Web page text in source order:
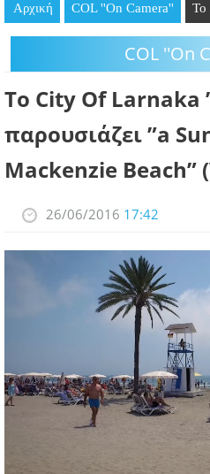
ΘΕΣΕΙΣ ΕΡΓΑΣΙΑΣ
ΠΡΟΣΩΠΑ
ΛΑΡΝΑΚΑ 2030
Αρχική COL ''On Camera'' To
COL ''On
To City Of Larnaka
παρουσιάζει ”a
Mackenzie Beach”
26/06/2016 17:42